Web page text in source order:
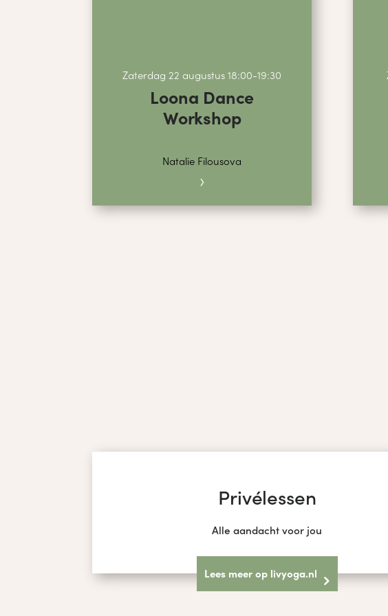
Zaterdag 22 augustus 18:00-19:30
Loona Dance
Workshop
Natalie Filousova
›
Privélessen
Alle aandacht voor jou
Lees meer op livyoga.nl